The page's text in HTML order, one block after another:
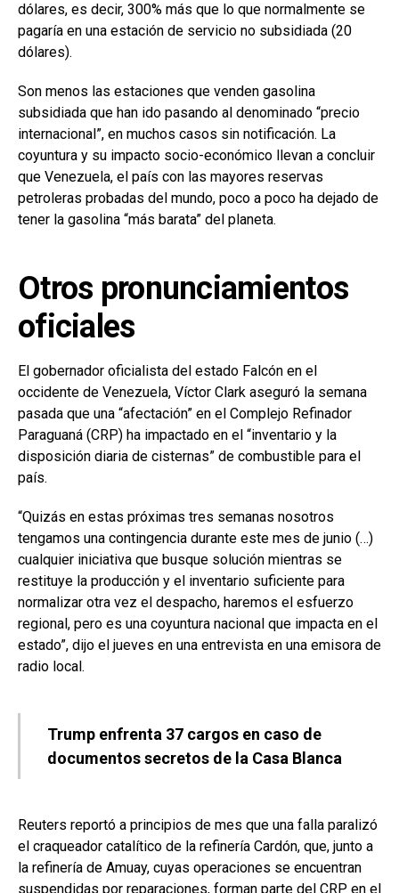
dólares, es decir, 300% más que lo que normalmente se
pagaría en una estación de servicio no subsidiada (20
dólares).
Son menos las estaciones que venden gasolina
subsidiada que han ido pasando al denominado “precio
internacional”, en muchos casos sin notificación. La
coyuntura y su impacto socio-económico llevan a concluir
que Venezuela, el país con las mayores reservas
petroleras probadas del mundo, poco a poco ha dejado de
tener la gasolina “más barata” del planeta.
Otros pronunciamientos
oficiales
El gobernador oficialista del estado Falcón en el
occidente de Venezuela, Víctor Clark aseguró la semana
pasada que una “afectación” en el Complejo Refinador
Paraguaná (CRP) ha impactado en el “inventario y la
disposición diaria de cisternas” de combustible para el
país.
“Quizás en estas próximas tres semanas nosotros
tengamos una contingencia durante este mes de junio (…)
cualquier iniciativa que busque solución mientras se
restituye la producción y el inventario suficiente para
normalizar otra vez el despacho, haremos el esfuerzo
regional, pero es una coyuntura nacional que impacta en el
estado”, dijo el jueves en una entrevista en una emisora de
radio local.
Trump enfrenta 37 cargos en caso de
documentos secretos de la Casa Blanca
Reuters reportó a principios de mes que una falla paralizó
el craqueador catalítico de la refinería Cardón, que, junto a
la refinería de Amuay, cuyas operaciones se encuentran
suspendidas por reparaciones, forman parte del CRP en el